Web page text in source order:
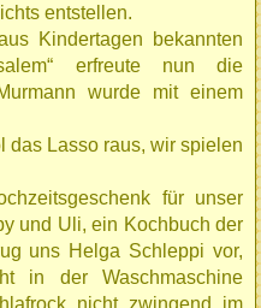
entstellen.
Kindertagen bekannten
erfreute nun die
wurde mit einem
das Lasso raus, wir spielen
für unser
und Uli, ein Kochbuch der
uns Helga Schleppi vor,
in der Waschmaschine